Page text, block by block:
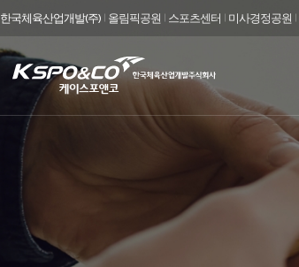
한국체육산업개발(주) 올림픽공원 스포츠센터 미사경정공원
kspo&co
케
이
스
포
앤